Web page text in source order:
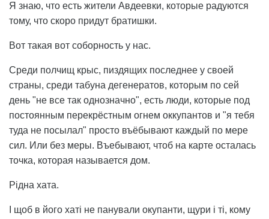
Я знаю, что есть жители Авдеевки, которые радуются
тому, что скоро придут братишки.
Вот такая вот соборность у нас.
Среди полчищ крыс, пиздящих последнее у своей
страны, среди табуна дегенератов, которым по сей
день "не все так однозначно", есть люди, которые под
постоянным перекрёстным огнем оккупантов и "я тебя
туда не посылал" просто въёбывают каждый по мере
сил. Или без меры. Въебывают, чтоб на карте осталась
точка, которая называется дом.
Рідна хата.
І щоб в його хаті не панували окупанти, щури і ті, кому